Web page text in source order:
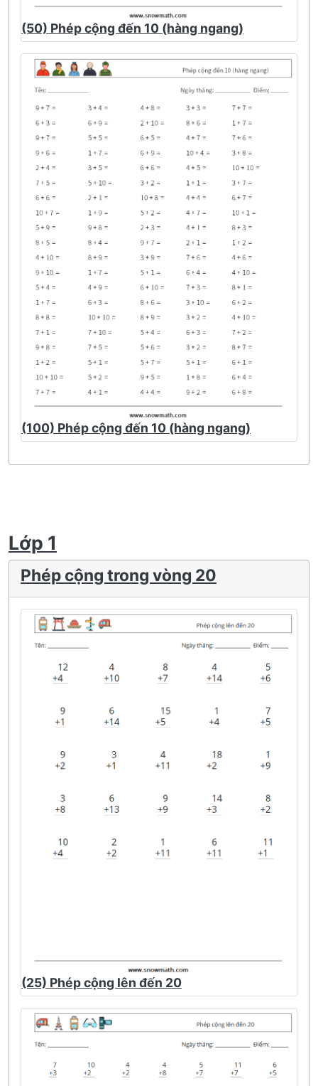
(50) Phép cộng đến 10 (hàng ngang)
(100) Phép cộng đến 10 (hàng ngang)
Lớp 1
Phép cộng trong vòng 20
(25) Phép cộng lên đến 20